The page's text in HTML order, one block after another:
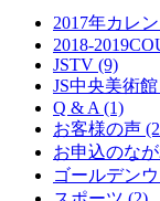
2017年カレ
2018-
JSTV (9)
JS中央美術
Q & A (1)
お客様の声
お申込のな
ゴールデン